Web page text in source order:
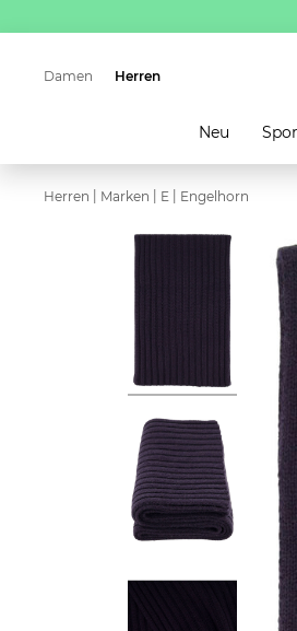
Damen Herren
Neu
Herren Marken E Engelhorn